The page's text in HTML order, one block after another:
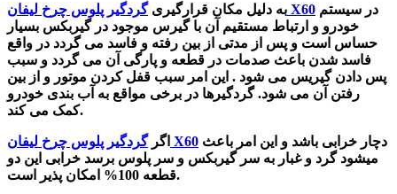
به دلیل مکان قرارگیری گردگیر پلوس چرخ لیفان X60
خودرو و ارتباط مستقیم آن با گیرس موجود در گیربکس بسیار
حساس است و پس از مدتی از بین رفته و فاسد می گردد در واقع
فاسد شدن باعث صدمات در قطعه و پارگی آن می گردد و سبب
پس دادن گیریس می شود . این امر سبب قفل کردن موتور و از بین
رفتن آن می شود. گردگیرها در برخی مواقع به آب بندی خودرو
کمک می کند.
اگر گردگیر پلوس چرخ لیفان X60
میشود گرد و غبار به سر گیربکس و سر پلوس برسد خرابی این دو
قطعه 100% امکان پذیر است.